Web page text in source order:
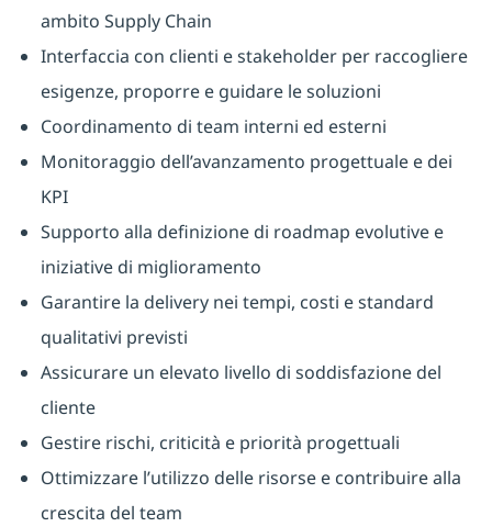
ambito Supply Chain
Interfaccia con clienti e stakeholder per raccogliere
esigenze, proporre e guidare le soluzioni
Coordinamento di team interni ed esterni
Monitoraggio dell’avanzamento progettuale e dei
KPI
Supporto alla definizione di roadmap evolutive e
iniziative di miglioramento
Garantire la delivery nei tempi, costi e standard
qualitativi previsti
Assicurare un elevato livello di soddisfazione del
cliente
Gestire rischi, criticità e priorità progettuali
Ottimizzare l’utilizzo delle risorse e contribuire alla
crescita del team